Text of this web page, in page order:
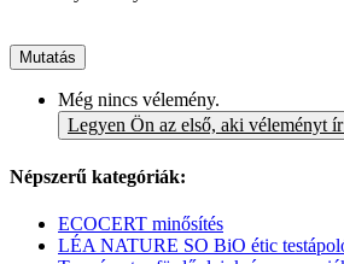
Mutatás
Még nincs vélemény.
Legyen Ön az első, aki véleményt
Népszerű kategóriák:
ECOCERT minősítés
LÉA NATURE SO BiO étic